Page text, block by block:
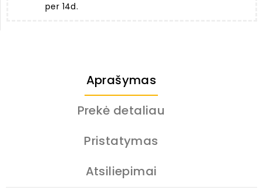
per 14d.
Aprašymas
Prekė detaliau
Pristatymas
Atsiliepimai